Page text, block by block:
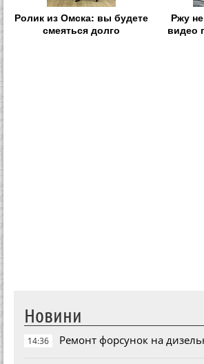
Ролик из Омска: вы будете
смеяться долго
Ржу
видео
Новини
14:36 Ремонт форсунок на